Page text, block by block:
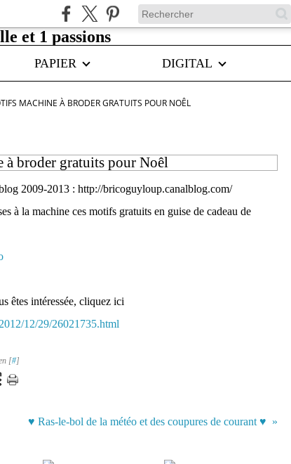
PAPIER DIGITAL
MACHINE À BRODER GRATUITS POUR NOÊL
à broder gratuits pour Noêl
2009-2013 : http://bricoguyloup.canalblog.com/
à la machine ces motifs gratuits en guise de cadeau de
êtes intéressée, cliquez ici
12/29/26021735.html
[#]
♥ Ras-le-bol de la météo et des coupures de courant ♥